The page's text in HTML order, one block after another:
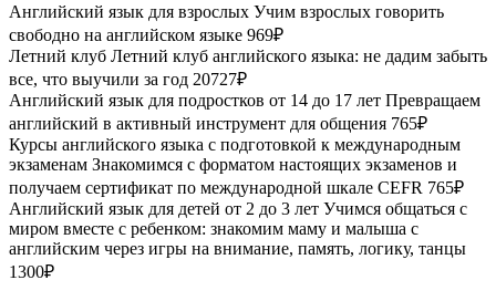
Английский язык для взрослых Учим взрослых говорить
свободно на английском языкe 969₽
Летний клуб Летний клуб английского языка: не дадим забыть
все, что выучили за год 20727₽
Английский язык для подростков от 14 до 17 лет Превращаем
английский в активный инструмент для общения 765₽
Курсы английского языка с подготовкой к международным
экзаменам Знакомимся с форматом настоящих экзаменов и
получаем сертификат по международной шкале CEFR 765₽
Английский язык для детей от 2 до 3 лет Учимся общаться с
миром вместе с ребенком: знакомим маму и малыша с
английским через игры на внимание, память, логику, танцы
1300₽